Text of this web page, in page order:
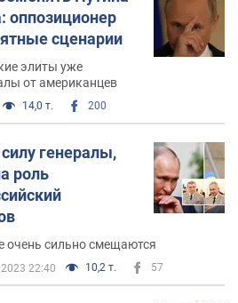
оппозиционер
сценарии
элиты уже
от американцев
14,0 т. 200
генералы,
роль
очень сильно смещаются
22:40 10,2 т. 57